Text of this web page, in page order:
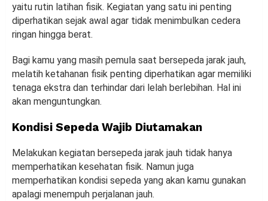
yaitu rutin latihan fisik. Kegiatan yang satu ini penting
diperhatikan sejak awal agar tidak menimbulkan cedera
ringan hingga berat.
Bagi kamu yang masih pemula saat bersepeda jarak jauh,
melatih ketahanan fisik penting diperhatikan agar memiliki
tenaga ekstra dan terhindar dari lelah berlebihan. Hal ini
akan menguntungkan.
Kondisi Sepeda Wajib Diutamakan
Melakukan kegiatan bersepeda jarak jauh tidak hanya
memperhatikan kesehatan fisik. Namun juga
memperhatikan kondisi sepeda yang akan kamu gunakan
apalagi menempuh perjalanan jauh.